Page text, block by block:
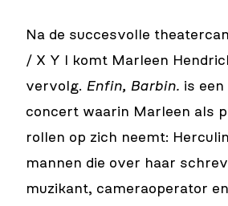
Na de succesvolle
/ X Y I komt Marleen
vervolg. Enfin, Barbin. is een
concert waarin Marleen als
rollen op zich neemt:
mannen die over haar
muzikant, cameraoperator